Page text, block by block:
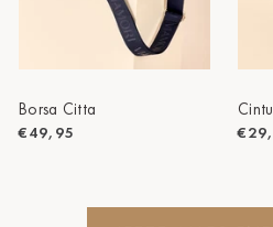
Zwettl
Borsa Citta
€49,95